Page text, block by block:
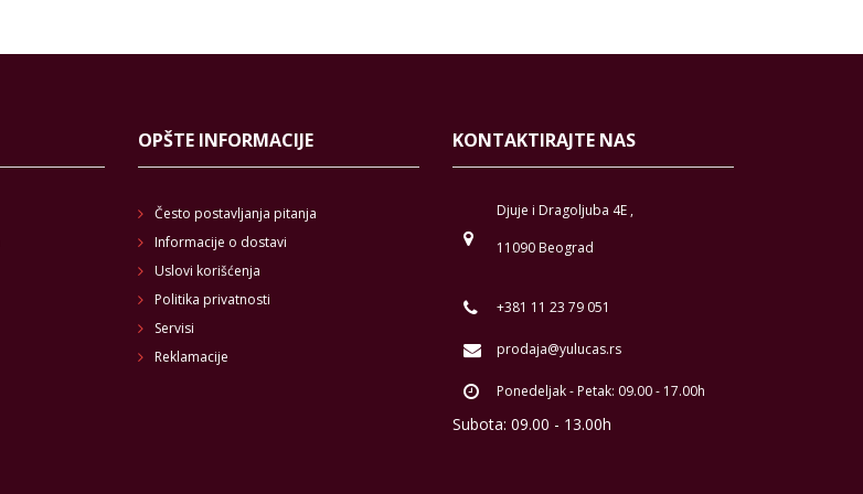
OPŠTE INFORMACIJE
Često postavljanja pitanja
Informacije o dostavi
Uslovi korišćenja
Politika privatnosti
Servisi
Reklamacije
KONTAKTIRAJTE NAS
Djuje i Dragoljuba 4E ,
11090 Beograd
+381 11 23 79 051
prodaja@yulucas.rs
Ponedeljak - Petak: 09.00 - 17.00h
Subota: 09.00 - 13.00h